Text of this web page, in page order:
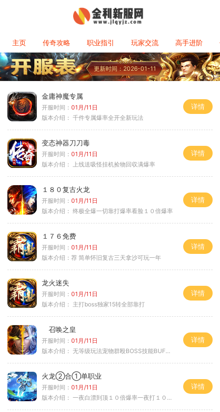
主页 传奇攻略 职业指引 玩家交流 高手进阶
更新时间：2026-01-11
金庸神魔专属
开服时间： 01月/11日
版本介绍： 千件专属爆率全开全新玩法
详情
变态神器刀刀毒
开服时间： 01月/11日
版本介绍：
上线送吸怪挂机捡物回収满爆率
详情
１８０复古火龙
开服时间： 01月/11日
版本介绍： 终极全爆一切靠打爆率看脸１０倍爆率
详情
１７６免费
开服时间： 01月/11日
版本介绍： 荐 简单怀旧复古三天拿沙可玩一年
详情
龙火迷失
开服时间： 01月/11日
版本介绍： 主打boss独家15转全部靠打
详情
召唤之皇
开服时间： 01月/11日
版本介绍： 无等级玩法宠物群殴BOSS技能BUFF铭文B
详情
火龙②合①单职业
开服时间： 01月/11日
版本介绍： 一夜白漂到顶１０倍爆率一夜打１０００充
详情